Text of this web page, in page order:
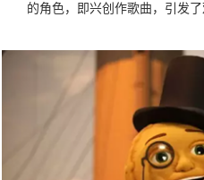
的角色，即兴创作歌曲，引发了